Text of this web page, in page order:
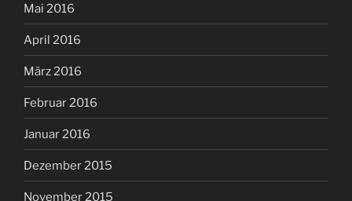
Mai 2016
April 2016
März 2016
Februar 2016
Januar 2016
Dezember 2015
November 2015